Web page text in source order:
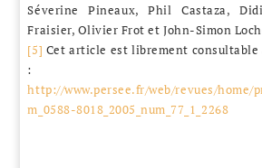
Séverine Pineaux, Phil Castaza,
Fraisier, Olivier Frot et John-Simon
[5] Cet article est librement consultable
:
http://www.persee.fr/web/revues/home/
m_0588-8018_2005_num_77_1_2268